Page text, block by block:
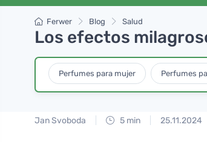
Ferwer Blog Salud
Los efectos
Perfumes para mujer Perfumes
Jan Svoboda 5 min 25.11.2024